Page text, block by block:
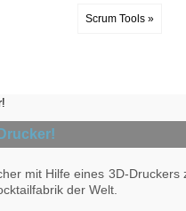
Scrum Tools »
mit Hilfe eines 3D-Druckers
der Welt.